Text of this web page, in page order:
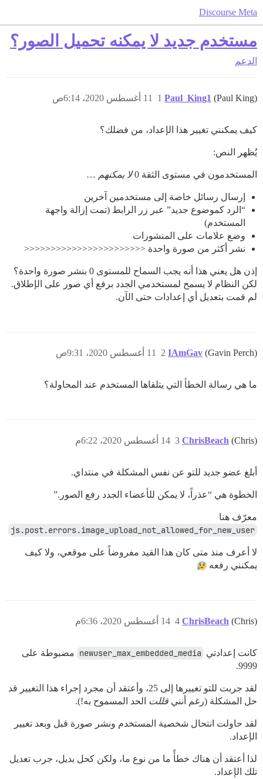
Discourse Meta
مستخدم جديد لا يمكنه تحميل الصور؟
الدعم
Paul_King1 (Paul King) 11 أغسطس 2020، 6:14ص 1
كيف يمكنني تغيير هذا الإعداد، من فضلك؟
يُظهر النص:
المستخدمون في مستوى الثقة 0 لا يمكنهم …
إرسال رسائل خاصة إلى مستخدمين آخرين
“الرد كموضوع جديد” عبر زر الرابط (تمت إزالة واجهة
المستخدم)
وضع علامات على المنشورات
نشر أكثر من صورة واحدة <<<<<<<<<<<<<<<<<<<<<<<
إذن هل يعني هذا أنه يجب السماح للمستوى 0 بنشر صورة واحدة؟
لكن النظام لا يسمح لمستخدمي الجدد برفع أي صور على الإطلاق.
لم قمت بتعديل أي إعدادات حتى الآن.
IAmGav (Gavin Perch) 11 أغسطس 2020، 9:31ص 2
ما هي رسالة الخطأ التي يتلقاها المستخدم عند المحاولة؟
ChrisBeach (Chris) 14 أغسطس 2020، 6:22م 3
أبلغ عضو جديد للتو عن نفس المشكلة في منتداي.
الخطوة هي “عذراً، لا يمكن للأعضاء الجدد رفع الصور.”
معرّف هنا
js.post.errors.image_upload_not_allowed_for_new_user
لا أعرف منذ متى كان هذا القيد مفروضاً على موقعي، ولا كيف
يمكنني رفعه
ChrisBeach (Chris) 14 أغسطس 2020، 6:36م 4
كانت إعدادتي newuser_max_embedded_media مضبوطة على
9999.
لقد جربت للتو تغييرها إلى 25، وأعتقد أن مجرد إجراء هذا التغيير قد
حل المشكلة (رغم أنني قللت الحد المسموح به!).
لقد حاولت انتحال شخصية المستخدم ونشر صورة قبل وبعد تغيير
الإعداد.
لذا أعتقد أن هناك خطأً ما من نوع ما، ولكن كحل بديل، جرب تعديل
تلك الإعداد.